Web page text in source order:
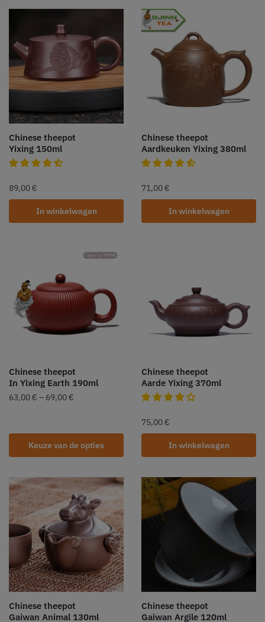
Chinese theepot
Yixing 150ml
89,00 €
In winkelwagen
Chinese theepot
Aardkeuken Yixing 380ml
71,00 €
In winkelwagen
Chinese theepot
In Yixing Earth 190ml
63,00 € – 69,00 €
Keuze van de opties
Chinese theepot
Aarde Yixing 370ml
75,00 €
In winkelwagen
Chinese theepot
Gaiwan Animal 130ml
Chinese theepot
Gaiwan Argile 120ml